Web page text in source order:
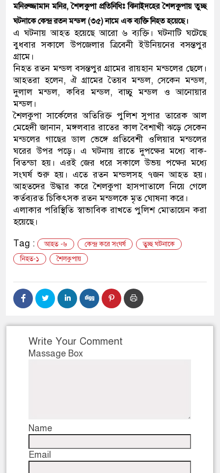
২৮ লাখ টাকার জাল নোটসহ
থানা পুলিশ
যেকোনো সময় বেনজীরের
নেতৃত্ব ও গণতন্ত্রের মূর্তমান
‘আজহার খান’
অবৈধ বিদেশি পিস্তল,
জড়িত কিশোর গ্যাংয়ের চার শিশু
ডাকাতির প্রস্তুতিকালে
থানা পুলিশ
মনিরুজ্জামান মনির, শৈলকুপা প্রতিনিধিঃঝিনাইদহের শৈলকুপায় তুচ্ছ
ঘটনাকে কেন্দ্র রতন মন্ডল (৩৫) নামে এক ব্যক্তি নিহত হয়েছে।
এ ঘটনায় আহত হয়েছে আরো ৬ ব্যক্তি। ঘটনাটি ঘটেছে
বুধবার সকালে উপজেলার ত্রিবেনী ইউনিয়নের বসন্তপুর
গ্রামে।
নিহত রতন মন্ডল বসন্তপুর গ্রামের রায়হান মন্ডলের ছেলে।
আহতরা হলেন, ঐ গ্রামের তৈয়ব মন্ডল, সেকেন মন্ডল,
দুলাল মন্ডল, কবির মন্ডল, বাচ্চু মন্ডল ও আনোয়ার
মন্ডল।
শৈলকুপা সার্কেলের অতিরিক্ত পুলিশ সুপার তারেক আল
মেহেদী জানান, মঙ্গলবার রাতের কাল বৈশাখী ঝড়ে সেকেন
মন্ডলের গাছের ডাল ভেঙ্গে প্রতিবেশী ওলিয়ার মন্ডলের
ঘরের উপর পড়ে। এ ঘটনায় রাতে দুপক্ষের মধ্যে বাক-
বিতন্ডা হয়। এরই জের ধরে সকালে উভয় পক্ষের মধ্যে
সংঘর্ষ শুরু হয়। এতে রতন মন্ডলসহ ৭জন আহত হয়।
আহতদের উদ্ধার করে শৈলকুপা হাসপাতালে নিয়ে গেলে
কর্তব্যরত চিকিৎসক রতন মন্ডলকে মৃত ঘোষনা করে।
এলাকার পরিস্থিতি স্বাভাবিক রাখতে পুলিশ মোতায়েন করা
হয়েছে।
Tag :
আহত -৬ কেন্দ্র করে সংঘর্ষ
তুচ্ছ ঘটনাকে
নিহত-১
শৈলকুপায়
Write Your Comment
Massage Box
Name
Email